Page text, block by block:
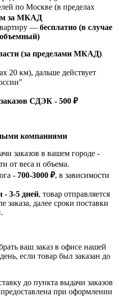
по Москве (в пределах
за МКАД
— бесплатно (в случае
(за пределами МКАД)
20 км), дальше действует
СДЭК - 500 ₽
компаниями
заказов в вашем городе -
от веса и объема.
- 700-3000 ₽, в зависимости
- 3-5 дней, товар отправляется
заказа, далее сроки поставки
ваш заказ в офисе нашей
если товар был заказан до
до пункта выдачи заказов
при оформлении